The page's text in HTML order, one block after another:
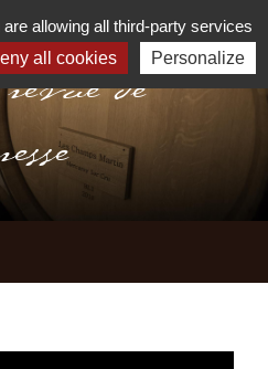
de
are allowing all third-party services
all cookies Personalize